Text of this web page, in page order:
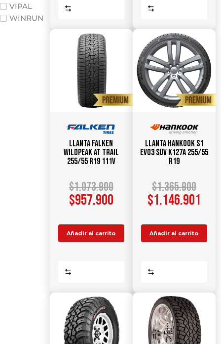
VIPAL
WINRUN
Llanta FALKEN
WildPeak AT TRAIL
255/55 R19 111V
$1.073.900
$957.900
Añadir al carrito
Llanta HANKOOK S1
Evo3 SUV K127A 255/55
R19
$1.365.900
$1.146.901
Añadir al carrito